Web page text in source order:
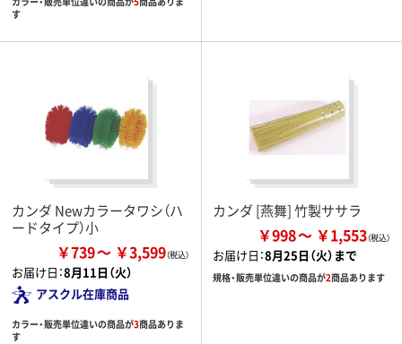
す
カンダ Newカラータワシ（ハ
ードタイプ）小
￥739 ￥3,599
お届け日：8月11日（火）
アスクル在庫商品
カラー・販売単位違いの商品が3商品ありま
す
カンダ [燕舞] 竹製ササラ
￥998 ￥1,553
お届け日：8月25日（火）まで
規格・販売単位違いの商品が2商品あります